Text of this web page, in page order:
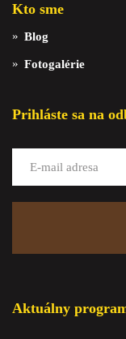
Kto sme
Blog
Fotogalérie
Prihláste sa na
Aktuálny